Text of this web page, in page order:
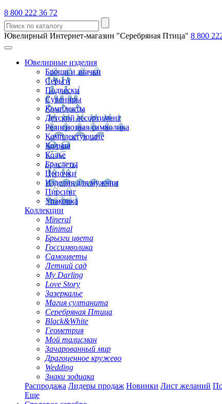
8 800 222 36 72
Ювелирный Интернет-магазин "Серебряная Птица" 8 800
Ювелирные изделия
Броши и значки
Серьги
Подвески
Сувениры
Комплекты
Детский ассортимент
Религиозная символика
Комплектующие
Кольца
Колье
Браслеты
Цепочки
Изделия для мужчин
Пирсинг
Упаковка
Коллекции
Mineral
Minimal
Брызги цвета
Госсимволика
Самоцветы
Летний сад
My Darling
Love Story
Зазеркалье
Магия султанита
Серебряная Птица
Black&White
Геометрия
Мой талисман
Зачарованный мир
Драгоценное кружево
Wedding
Знаки зодиака
Распродажа Лидеры продаж Новинки Лист желаний
Еще